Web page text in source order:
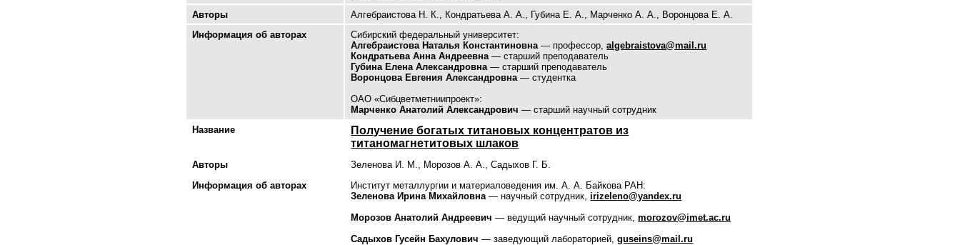
Авторы
Алгебраистова Н. К., Кондратьева А. А., Губина Е. А., Марченко А. А., Воронцова Е. А.
Информация об авторах
Сибирский федеральный университет:
Алгебраистова Наталья Константиновна — профессор,algebraistova@mail.ru
Кондратьева Анна Андреевна — старший преподаватель
Губина Елена Александровна — старший преподаватель
Воронцова Евгения Александровна — студентка
ОАО «Сибцветметниипроект»:
Марченко Анатолий Александрович — старший научный сотрудник
Название
Получение богатых титановых концентратов из
титаномагнетитовых шлаков
Авторы
Зеленова И. М., Морозов А. А., Садыхов Г. Б.
Информация об авторах
Институт металлургии и материаловедения им. А. А. Байкова РАН:
Зеленова Ирина Михайловна — научный сотрудник,irizeleno@yandex.ru
Морозов Анатолий Андреевич — ведущий научный сотрудник,morozov@imet.ac.ru
Садыхов Гусейн Бахулович — заведующий лабораторией,guseins@mail.ru